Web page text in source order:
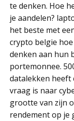
te denken. Hoe
je aandelen?
het beste met
crypto belgie
denken aan hun
portemonnee.
datalekken heeft
vraag is naar
grootte van zijn
rendement op je